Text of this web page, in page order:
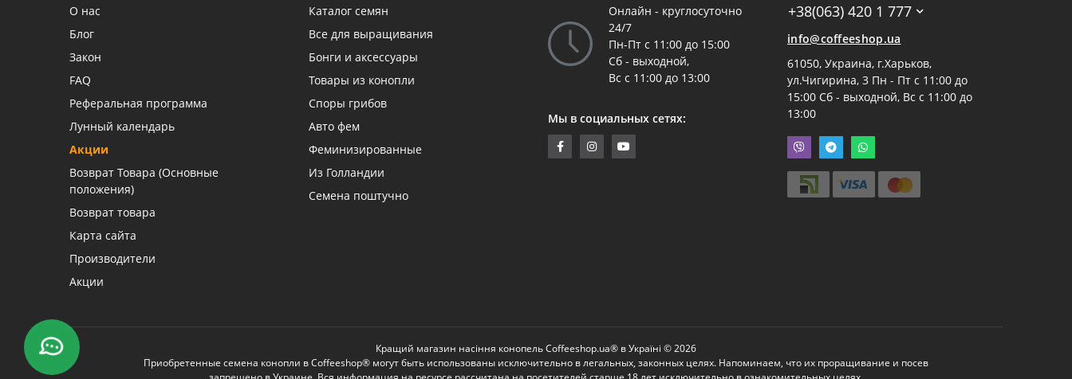
О нас
Блог
Закон
FAQ
Реферальная программа
Лунный календарь
Акции
Возврат Товара (Основные
положения)
Возврат товара
Карта сайта
Производители
Акции
Каталог семян
Все для выращивания
Бонги и аксессуары
Товары из конопли
Споры грибов
Авто фем
Феминизированные
Из Голландии
Семена поштучно
Онлайн - круглосуточно
24/7
Пн-Пт с 11:00 до 15:00
Сб - выходной,
Вс с 11:00 до 13:00
Мы в социальных сетях:
+38(063) 420 1 777
info@coffeeshop.ua
61050, Украина, г.Харьков,
ул.Чигирина, 3 Пн - Пт с 11:00 до
15:00 Сб - выходной, Вс с 11:00 до
13:00
Кращий магазин насіння конопель Coffeeshop.ua® в Україні © 2026
Приобретенные семена конопли в Coffeeshop® могут быть использованы исключительно в легальных, законных целях. Напоминаем, что их проращивание и посев